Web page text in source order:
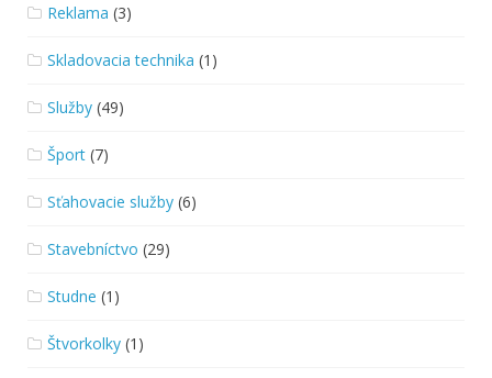
Reklama (3)
Skladovacia technika (1)
Služby (49)
Šport (7)
Sťahovacie služby (6)
Stavebníctvo (29)
Studne (1)
Štvorkolky (1)